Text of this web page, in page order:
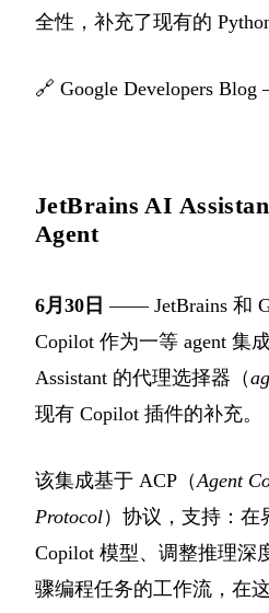
全性，补充了现有的
🔗 Google Developers
JetBrains AI
Agent
6月30日 —— JetBrains 和
Copilot 作为一等 agent 集
Assistant 的代理选择器（
现有 Copilot 插件的补充。
该集成基于 ACP（Agent
Protocol）协议，支持：在
Copilot 模型、调整推理深
骤编程任务的工作流，在